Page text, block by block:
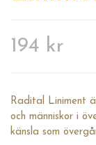
194 kr
Radital Liniment
och människor i
känsla som